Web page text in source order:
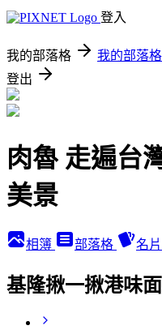
登入
我的部落格 我的部落
登出
肉魯 走遍台
美景
相簿 部落格 名片
基隆揪一揪港味